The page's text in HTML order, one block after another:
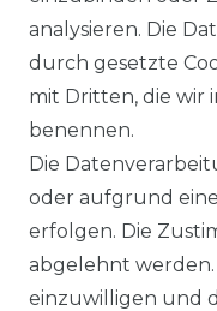
Sie sind
in
unter:
Unseren
https://
Wir
analysieren. Die
durch gesetzte
mit Dritten, die wir
benennen.
Die
oder aufgrund
erfolgen. Die
abgelehnt werden.
einzuwilligen und